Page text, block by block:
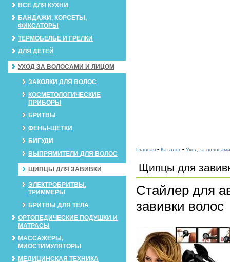
ВСЕ ДЛЯ КУХНИ
БАНДАЖИ, КОРСЕТЫ,
ФИКСАТОРЫ
ТЕРМОБЕЛЬЕ И ГРЕЛКИ
ДЛЯ ДЕТЕЙ
УХОД ЗА ВОЛОСАМИ И ЛИЦОМ
ЗАКОЛКИ ДЛЯ ВОЛОС
КОСМЕТОЛОГИЧЕСКИЕ
ПРИБОРЫ
БРИТВЫ
ФЕНЫ-ЩЕТКИ
БИГУДИ
ВЫПРЯМИТЕЛИ ДЛЯ ВОЛОС
ЩИПЦЫ ДЛЯ ЗАВИВКИ
ЭЛЕКТРОБРИТВЫ,
ТРИММЕРЫ
БРИТВЫ ДЛЯ ТЕЛА
ОРТОПЕДИЧЕСКИЕ ПОДУШКИ И
МАТРАСЫ
МАССАЖЕРЫ,
МИОСТИМУЛЯТОРЫ
МЕДИЦИНСКАЯ ТЕХНИКА
Главная • Каталог • Уход за
Щипцы для
Стайлер для
завивки волос